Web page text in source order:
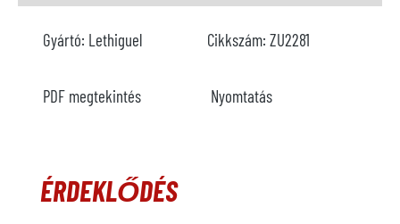
Gyártó: Lethiguel Cikkszám: ZU2281
PDF megtekintés Nyomtatás
ÉRDEKLŐDÉS